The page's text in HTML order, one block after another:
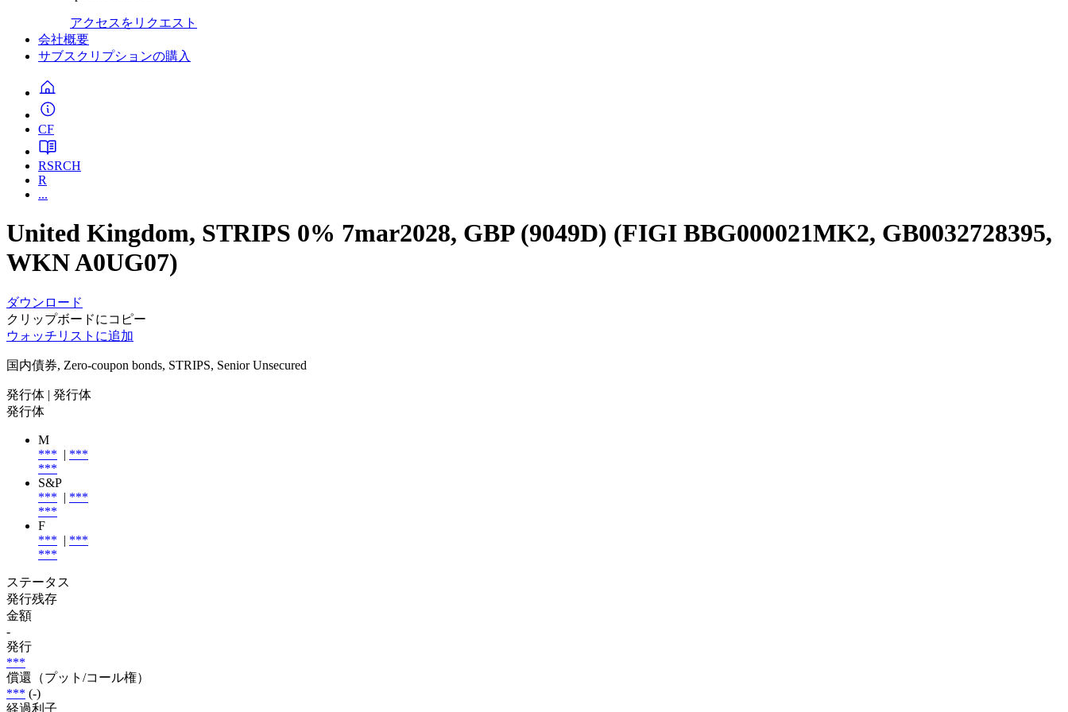
アクセスをリクエスト
会社概要
サブスクリプションの購入
CF
RSRCH
R
...
United Kingdom, STRIPS 0% 7mar2028, GBP (9049D) (FIGI BBG000021MK2, GB0032728395,
WKN A0UG07)
ダウンロード
クリップボードにコピー
ウォッチリストに追加
国内債券, Zero-coupon bonds, STRIPS, Senior Unsecured
発行体 | 発行体
発行体
M
*** | ***
***
S&P
*** | ***
***
F
*** | ***
***
ステータス
発行残存
金額
-
発行
***
償還（プット/コール権）
*** (-)
経過利子